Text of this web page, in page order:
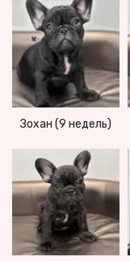
Зохан (9 недель)